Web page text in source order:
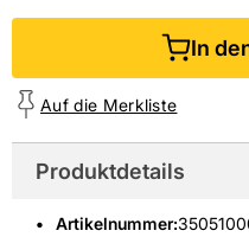
In
Auf die Merkliste
Produktdetails
Artikelnummer: